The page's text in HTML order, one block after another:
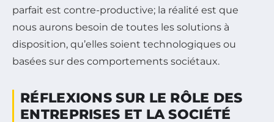
parfait est contre-productive; la réalité est que
nous aurons besoin de toutes les solutions à
disposition, qu’elles soient technologiques ou
basées sur des comportements sociétaux.
RÉFLEXIONS SUR LE RÔLE DES
ENTREPRISES ET LA SOCIÉTÉ